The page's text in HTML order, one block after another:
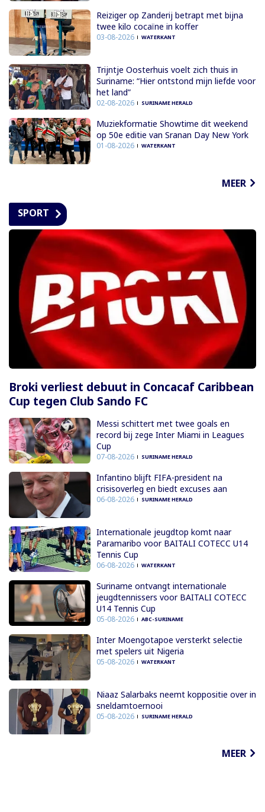
Reiziger op Zanderij betrapt met bijna
twee kilo cocaïne in koffer
03-08-2026 WATERKANT
Trijntje Oosterhuis voelt zich thuis in
Suriname: “Hier ontstond mijn liefde voor
het land”
02-08-2026 SURINAME HERALD
Muziekformatie Showtime dit weekend
op 50e editie van Sranan Day New York
01-08-2026 WATERKANT
MEER
SPORT
Broki verliest debuut in Concacaf Caribbean
Cup tegen Club Sando FC
Messi schittert met twee goals en
record bij zege Inter Miami in Leagues
Cup
07-08-2026 SURINAME HERALD
Infantino blijft FIFA-president na
crisisoverleg en biedt excuses aan
06-08-2026 SURINAME HERALD
Internationale jeugdtop komt naar
Paramaribo voor BAITALI COTECC U14
Tennis Cup
06-08-2026 WATERKANT
Suriname ontvangt internationale
jeugdtennissers voor BAITALI COTECC
U14 Tennis Cup
05-08-2026 ABC-SURINAME
Inter Moengotapoe versterkt selectie
met spelers uit Nigeria
05-08-2026 WATERKANT
Niaaz Salarbaks neemt koppositie over in
sneldamtoernooi
05-08-2026 SURINAME HERALD
MEER